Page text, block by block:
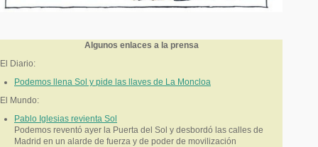
Algunos enlaces a la prensa
El Diario:
Podemos llena Sol y pide las llaves de La Moncloa
El Mundo:
Pablo Iglesias revienta Sol
Podemos reventó ayer la Puerta del Sol y desbordó las calles de
Madrid en un alarde de fuerza y de poder de movilización